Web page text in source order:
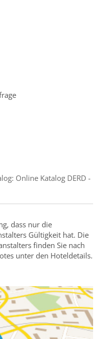
Online Katalog DERD -
dass nur die
Gültigkeit hat. Die
finden Sie nach
unter den Hoteldetails.